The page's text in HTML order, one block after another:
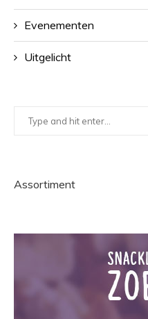
Evenementen
Uitgelicht
Assortiment